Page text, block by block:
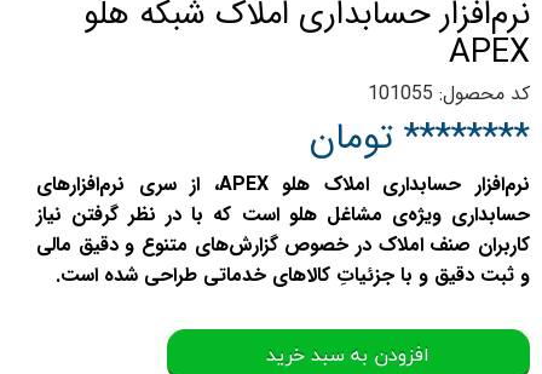
نرم‌افزار حسابداری املاک شبکه هلو
APEX
کد محصول: 101055
******** تومان
نرم‌افزار حسابداری املاک هلو APEX، از سری نرم‌افزارهای
حسابداری ویژه‌ی مشاغل هلو است که با در نظر گرفتن نیاز
کاربران صنف املاک در خصوص گزارش‌های متنوع و دقیق مالی
و ثبت دقیق و با جزئیاتِ کالاهای خدماتی طراحی شده است.
افزودن به سبد خرید